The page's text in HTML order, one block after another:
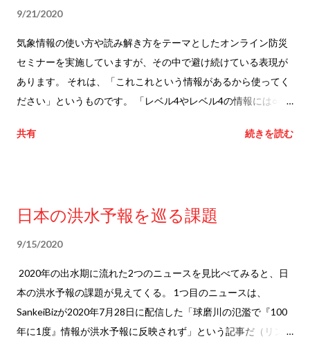
ョン不全があったといいます。2024年に発生したスペイン・バ
を呼びかけていたものの地元の防災機関が避難行動を呼びかけ
るのが遅れたことが問題視されてお...
の気象情報の使い方・使われ方を経験的に学んできたりした訳
ですが、自治体職員をしていた時の例の呼びかけ−情報を使って
判断しましょう−は非常に問題があるものだったと今では思いま
す。 なぜでしょうか？一言で言えば、「見る」と「見極める」
る」と「見極める」は全く異なります。医者が患者に対して説
できません。気象情報の話に戻せば、情報を見てもらえば良い
という訳です。 皆さんは気象情報を見ていますか、それとも情
報から危険性を見極めていますか？ 赤信号や青信号のように情
報と意味の結びつきが単純であれば「見る」と「見極める」の
違いはあまり問題になりません。赤信号は止まれ、青信号は進
9/21/2020
気象情報の使い方や読み解き方をテーマとしたオンライン防災
セミナーを実施していますが、その中で避け続けている表現が
あります。 それは、「これこれという情報があるから使ってく
ださい」というものです。 「レベル4やレベル4の情報には○○や
たセリフは効果的ではないと思うので口に出したことがありま
るのではないでしょうか。 ■情報を主としないアプローチ 自分
ます。 多少まわりくどいかもしれませんが、情報の解説に進む
前に、「ご自身が必要とする情報とは何ですか？」ということ
を軸に話を展開していきます。 セミナーの参加者の中には、内
水氾濫のリスクが高い場所にいる人や中小河川の洪水の被害を
共有 続きを読む
日本の洪水予報を巡る課題
9/15/2020
2020年の出水期に流れた2つのニュースを見比べてみると、日
本の洪水予報の課題が見えてくる。 1つ目のニュースは、
SankeiBizが2020年7月28日に配信した「球磨川の氾濫で『100
年に1度』情報が洪水予報に反映されず」という記事だ（リンク